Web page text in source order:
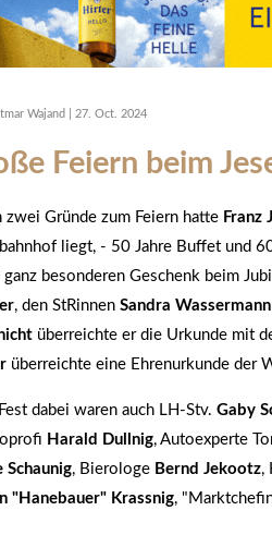
Wajand 27. Oct. 2024
Feiern beim
zwei Gründe zum Feiern hatte Franz
liegt, - 50 Jahre Buffet und
ganz besonderen Geschenk beim
, den StRinnen Sandra Wassermann
überreichte er die Urkunde mit
überreichte eine Ehrenurkunde der
dabei waren auch LH-Stv. Gaby
Harald Dullnig, Autoexperte
Schaunig, Bierologe Bernd Jekootz,
"Hanebauer" Krassnig,